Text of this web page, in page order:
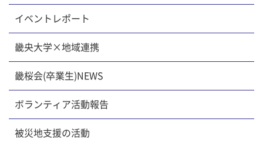
イベントレポート
畿央大学×地域連携
畿桜会(卒業生)NEWS
ボランティア活動報告
被災地支援の活動